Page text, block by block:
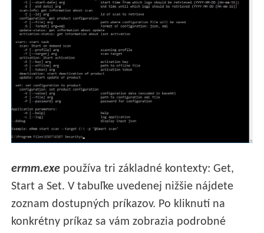
ermm.exe používa tri základné kontexty: Get,
Start a Set. V tabuľke uvedenej nižšie nájdete
zoznam dostupných príkazov. Po kliknutí na
konkrétny príkaz sa vám zobrazia podrobné